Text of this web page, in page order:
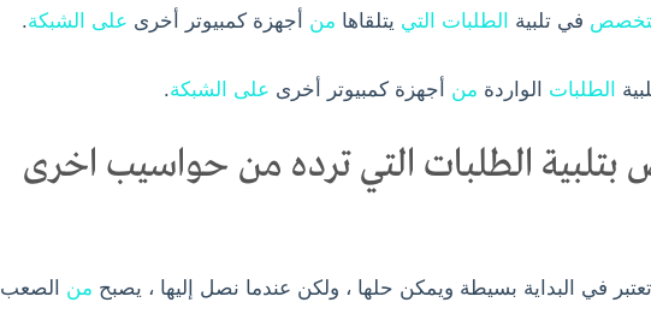
في تلبية الطلبات التي يتلقاها من أجهزة كمبيوتر أخرى على الشبكة.
الطلبات الواردة من أجهزة كمبيوتر أخرى على الشبكة.
الطلبات التي ترده من حواسيب اخرى
تعتبر في البداية بسيطة ويمكن حلها ، ولكن عندما نصل إليها ، يصبح من الصعب